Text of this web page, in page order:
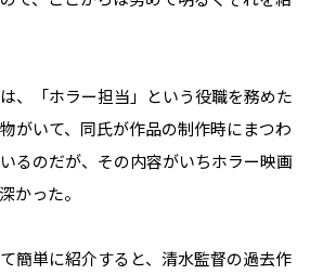
、「ホラー担当」という役職を務めた
がいて、同氏が作品の制作時にまつわ
るのだが、その内容がいちホラー映画
かった。
簡単に紹介すると、清水監督の過去作